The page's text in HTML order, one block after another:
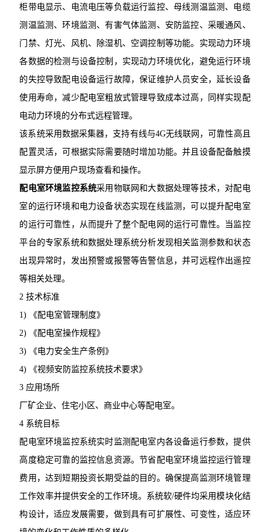
柜带电显示、电流电压等负载运行监控、母线测温监测、电缆
测温监测、环境监测、有害气体监测、安防监控、采暖通风、
门禁、灯光、风机、除湿机、空调控制等功能。实现动力环境
各数据的检测与设备控制，实现动力环境优化，避免运行环境
的失控导致配电设备运行故障，保证维护人员安全，延长设备
使用寿命，减少配电室粗放式管理导致成本过高，同样实现配
电动力环境的分布式远程管理。
该系统采用数据采集器，支持有线与4G无线联网，可靠性高且
配置灵活，可根据实际需要随时增加功能。并且设备配备触摸
显示屏方便用户现场查看和操作。
配电室环境监控系统采用物联网和大数据处理等技术，对配电
室的运行环境和电力设备状态实现在线监测，可以提升配电室
的运行可靠性，从而提升了整个配电网的运行可靠性。当监控
平台的专家系统和数据处理系统分析发现相关监测参数和状态
出现异常时，发出预警或报警等告警信息，并可远程作出遥控
等相关处理。
2 技术标准
1) 《配电室管理制度》
2) 《配电室操作规程》
3) 《电力安全生产条例》
4) 《视频安防监控系统技术要求》
3 应用场所
厂矿企业、住宅小区、商业中心等配电室。
4 系统目标
配电室环境监控系统实时监测配电室内各设备运行参数，提供
高度稳定可靠的监控信息资源。节省配电室环境监控运行管理
费用，达到短期投资长期受益的目的。确保提高监测环境管理
工作效率并提供安全的工作环境。系统软/硬件均采用模块化结
构设计，适应发展需要，做到具有可扩展性、可变性，适应环